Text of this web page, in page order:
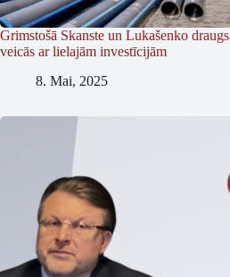
Grimstošā Skanste un Lukašenko
veicās ar lielajām investīcijām
8. Mai, 2025